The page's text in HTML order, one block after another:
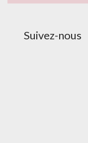
Suivez-nous